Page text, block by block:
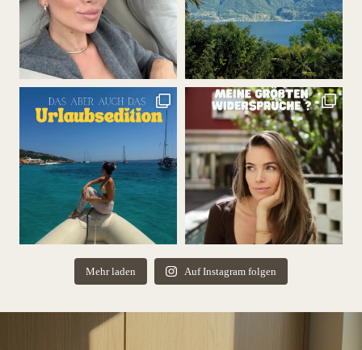
Mehr laden Auf Instagram folgen